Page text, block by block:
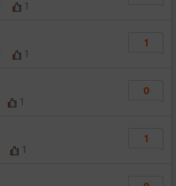
1
1
1
1
0
1
1